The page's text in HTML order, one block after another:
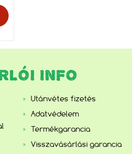
INFO
Utánvétes fizetés
Adatvédelem
Termékgarancia
Visszavásárlási garancia